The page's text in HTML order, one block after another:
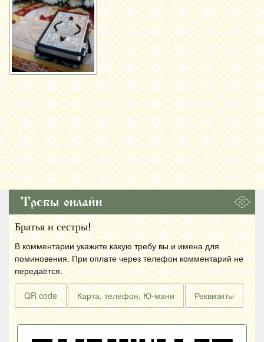
Требы онлайн
Братья и сестры!
В комментарии укажите какую требу вы и имена для
поминовения. При оплате через телефон комментарий не
передаётся.
QR code Карта, телефон, Ю-мани Реквизиты